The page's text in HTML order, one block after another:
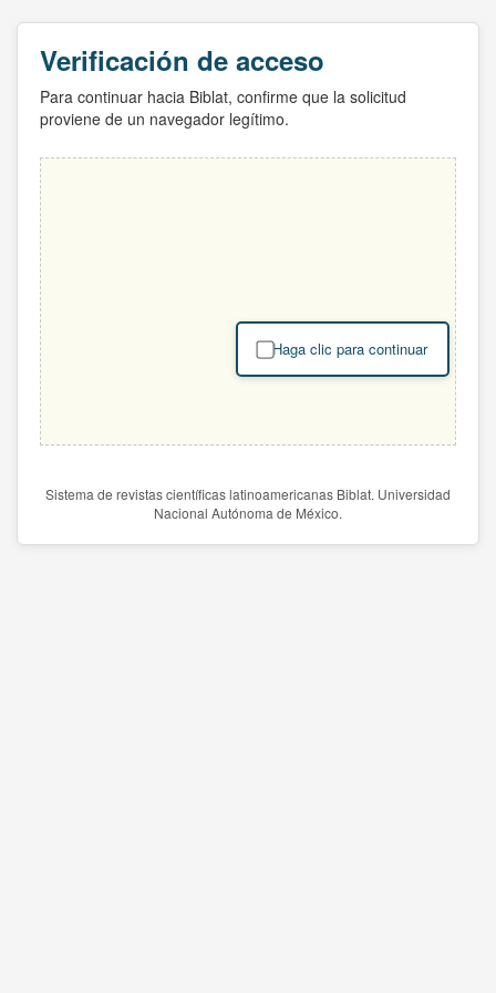
Verificación de acceso
Para continuar hacia Biblat, confirme que la solicitud
proviene de un navegador legítimo.
Haga clic para continuar
Sistema de revistas científicas latinoamericanas Biblat. Universidad
Nacional Autónoma de México.